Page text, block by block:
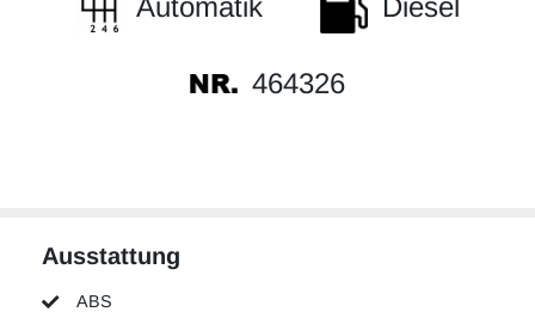
Automatik Diesel
464326
Ausstattung
ABS